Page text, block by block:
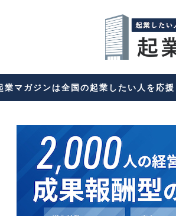
業マガジンは全国の起業したい人を応